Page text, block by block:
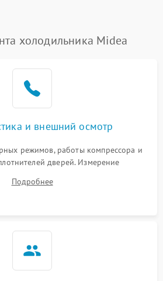
холодильника Midea
и внешний осмотр
режимов, работы компрессора и
дверей. Измерение
мотора, проверка термостата и
ошибок с электронного дисплея.
Подробнее